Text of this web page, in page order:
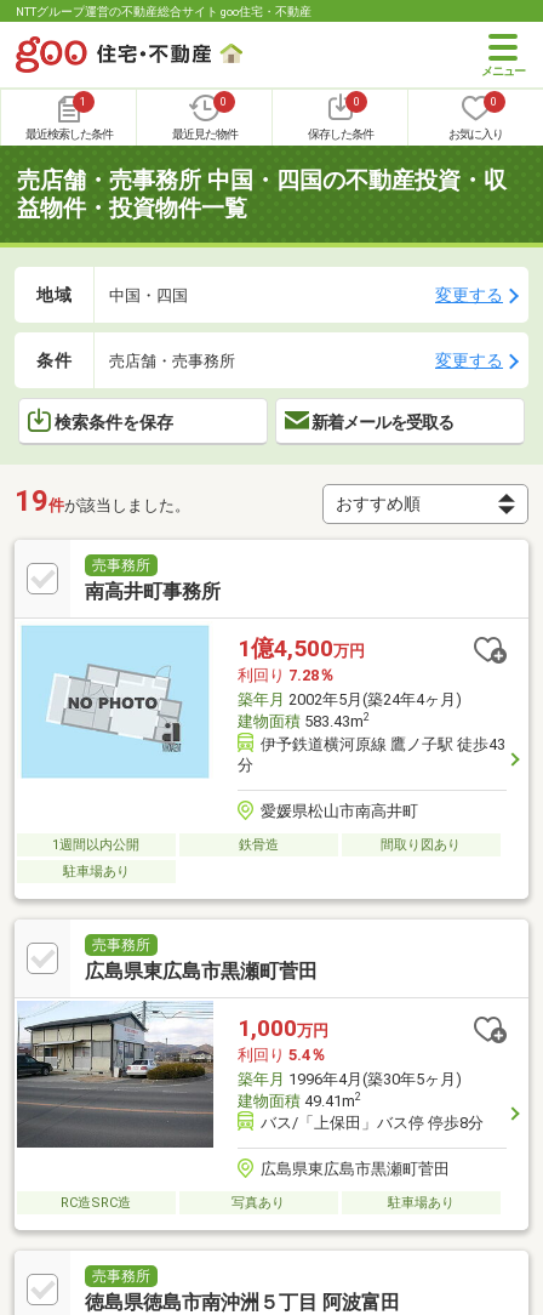
NTTグループ運営の不動産総合サイト goo住宅・不動産
1
最近検索した条件
0
最近見た物件
0
保存した条件
0
お気に入り
売店舗・売事務所 中国・四国の不動産投資・収
益物件・投資物件一覧
地域 中国・四国 変更する
条件 売店舗・売事務所 変更する
検索条件を保存 新着メールを受取る
19件が該当しました。
売事務所
南高井町事務所
1億4,500万円
利回り 7.28％
築年月 2002年5月(築24年4ヶ月)
建物面積583.43m2
伊予鉄道横河原線 鷹ノ子駅 徒歩43
分
愛媛県松山市南高井町
1週間以内公開 鉄骨造
間取り図あり
駐車場あり
売事務所
広島県東広島市黒瀬町菅田
1,000万円
利回り 5.4％
築年月 1996年4月(築30年5ヶ月)
建物面積49.41m2
バス/「上保田」バス停 停歩8分
広島県東広島市黒瀬町菅田
RC造SRC造 写真あり 駐車場あり
売事務所
徳島県徳島市南沖洲５丁目 阿波富田